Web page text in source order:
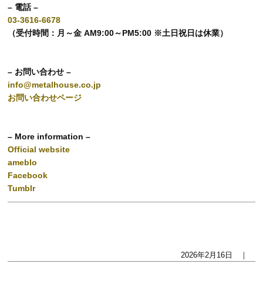
– 電話 –
03-3616-6678
（受付時間：月～金 AM9:00～PM5:00 ※土日祝日は休業）
– お問い合わせ –
info@metalhouse.co.jp
お問い合わせページ
– More information –
Official website
ameblo
Facebook
Tumblr
2026年2月16日 ｜